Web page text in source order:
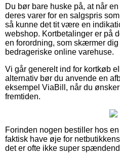
Du bør bare huske på, at når
deres varer for en salgspris
så kunne det tit være en
webshop. Kortbetalinger er på
en forordning, som skærmer
bedrageriske online varehuse.
Vi går generelt ind for kortkøb
alternativ bør du anvende en
eksempel ViaBill, når du
fremtiden.
Forinden nogen bestiller hos
faktisk have øje for
det er ofte ikke super